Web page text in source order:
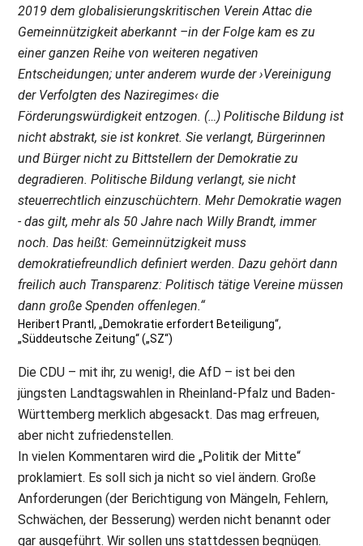
2019 dem globalisierungskritischen Verein Attac die
Gemeinnützigkeit aberkannt –in der Folge kam es zu
einer ganzen Reihe von weiteren negativen
Entscheidungen; unter anderem wurde der ›Vereinigung
der Verfolgten des Naziregimes‹ die
Förderungswürdigkeit entzogen. (…) Politische Bildung ist
nicht abstrakt, sie ist konkret. Sie verlangt, Bürgerinnen
und Bürger nicht zu Bittstellern der Demokratie zu
degradieren. Politische Bildung verlangt, sie nicht
steuerrechtlich einzuschüchtern. Mehr Demokratie wagen
- das gilt, mehr als 50 Jahre nach Willy Brandt, immer
noch. Das heißt: Gemeinnützigkeit muss
demokratiefreundlich definiert werden. Dazu gehört dann
freilich auch Transparenz: Politisch tätige Vereine müssen
dann große Spenden offenlegen.“
Heribert Prantl, „Demokratie erfordert Beteiligung“,
„Süddeutsche Zeitung“ („SZ“)
Die CDU – mit ihr, zu wenig!, die AfD – ist bei den
jüngsten Landtagswahlen in Rheinland-Pfalz und Baden-
Württemberg merklich abgesackt. Das mag erfreuen,
aber nicht zufriedenstellen.
In vielen Kommentaren wird die „Politik der Mitte“
proklamiert. Es soll sich ja nicht so viel ändern. Große
Anforderungen (der Berichtigung von Mängeln, Fehlern,
Schwächen, der Besserung) werden nicht benannt oder
gar ausgeführt. Wir sollen uns stattdessen begnügen.